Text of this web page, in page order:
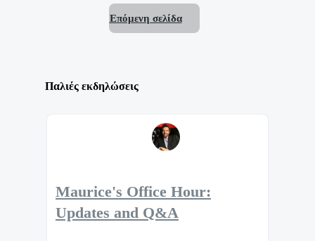
Επόμενη σελίδα
Παλιές εκδηλώσεις
Maurice's Office Hour:
Updates and Q&A